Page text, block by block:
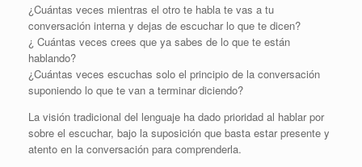
¿Cuántas veces mientras el otro te habla te vas a tu
conversación interna y dejas de escuchar lo que te dicen?
¿ Cuántas veces crees que ya sabes de lo que te están
hablando?
¿Cuántas veces escuchas solo el principio de la conversación
suponiendo lo que te van a terminar diciendo?
La visión tradicional del lenguaje ha dado prioridad al hablar por
sobre el escuchar, bajo la suposición que basta estar presente y
atento en la conversación para comprenderla.